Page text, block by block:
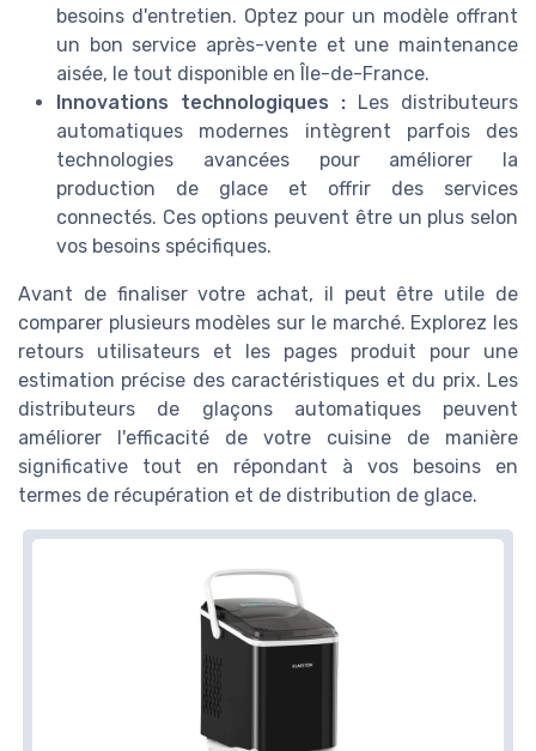
besoins d'entretien. Optez pour un modèle offrant
un bon service après-vente et une maintenance
aisée, le tout disponible en Île-de-France.
Innovations technologiques : Les distributeurs
automatiques modernes intègrent parfois des
technologies avancées pour améliorer la
production de glace et offrir des services
connectés. Ces options peuvent être un plus selon
vos besoins spécifiques.
Avant de finaliser votre achat, il peut être utile de
comparer plusieurs modèles sur le marché. Explorez les
retours utilisateurs et les pages produit pour une
estimation précise des caractéristiques et du prix. Les
distributeurs de glaçons automatiques peuvent
améliorer l'efficacité de votre cuisine de manière
significative tout en répondant à vos besoins en
termes de récupération et de distribution de glace.